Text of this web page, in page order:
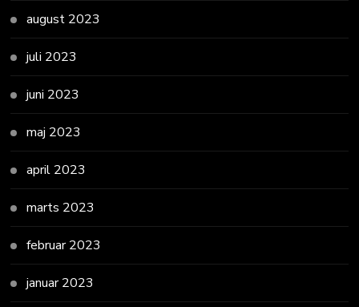
august 2023
juli 2023
juni 2023
maj 2023
april 2023
marts 2023
februar 2023
januar 2023